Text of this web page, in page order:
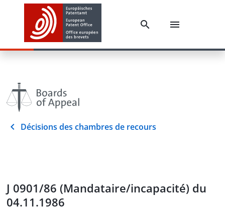
Décisions des chambres de recours
J 0901/86 (Mandataire/incapacité) du
04.11.1986